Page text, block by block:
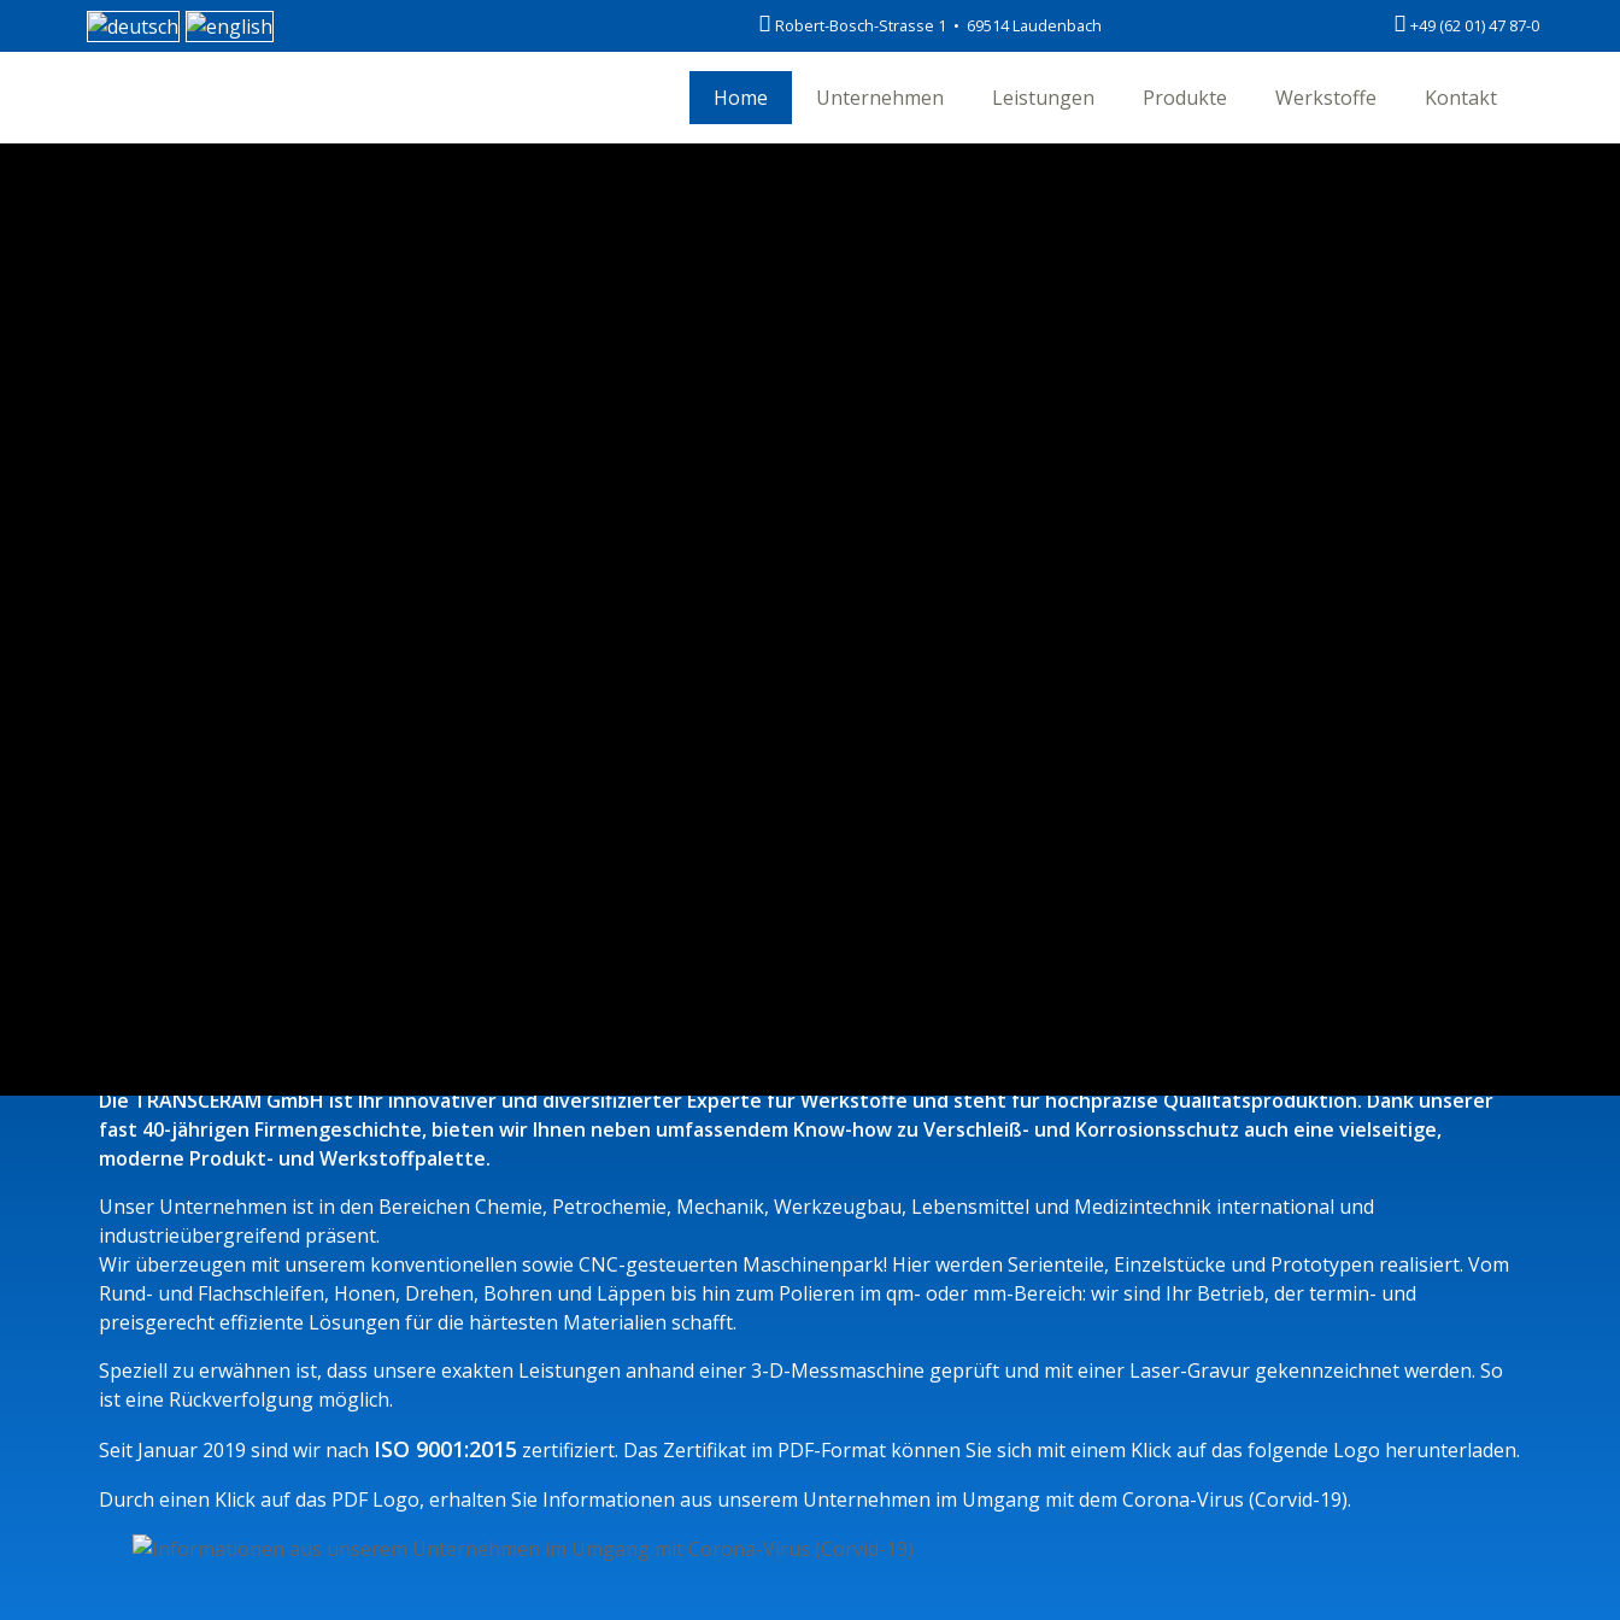
Robert-Bosch-Strasse 1 • 69514 Laudenbach +49 (62 01) 47 87-0
Home Unternehmen Leistungen Produkte Werkstoffe Kontakt
Die TRANSCERAM GmbH ist Ihr innovativer und diversifizierter Experte für Werkstoffe und steht für hochpräzise Qualitätsproduktion. Dank unserer
fast 40-jährigen Firmengeschichte, bieten wir Ihnen neben umfassendem Know-how zu Verschleiß- und Korrosionsschutz auch eine vielseitige,
moderne Produkt- und Werkstoffpalette.
Unser Unternehmen ist in den Bereichen Chemie, Petrochemie, Mechanik, Werkzeugbau, Lebensmittel und Medizintechnik international und
industrieübergreifend präsent.
Wir überzeugen mit unserem konventionellen sowie CNC-gesteuerten Maschinenpark! Hier werden Serienteile, Einzelstücke und Prototypen realisiert. Vom
Rund- und Flachschleifen, Honen, Drehen, Bohren und Läppen bis hin zum Polieren im qm- oder mm-Bereich: wir sind Ihr Betrieb, der termin- und
preisgerecht effiziente Lösungen für die härtesten Materialien schafft.
Speziell zu erwähnen ist, dass unsere exakten Leistungen anhand einer 3-D-Messmaschine geprüft und mit einer Laser-Gravur gekennzeichnet werden. So
ist eine Rückverfolgung möglich.
Seit Januar 2019 sind wir nach ISO 9001:2015 zertifiziert. Das Zertifikat im PDF-Format können Sie sich mit einem Klick auf das folgende Logo herunterladen.
Durch einen Klick auf das PDF Logo, erhalten Sie Informationen aus unserem Unternehmen im Umgang mit dem Corona-Virus (Corvid-19).